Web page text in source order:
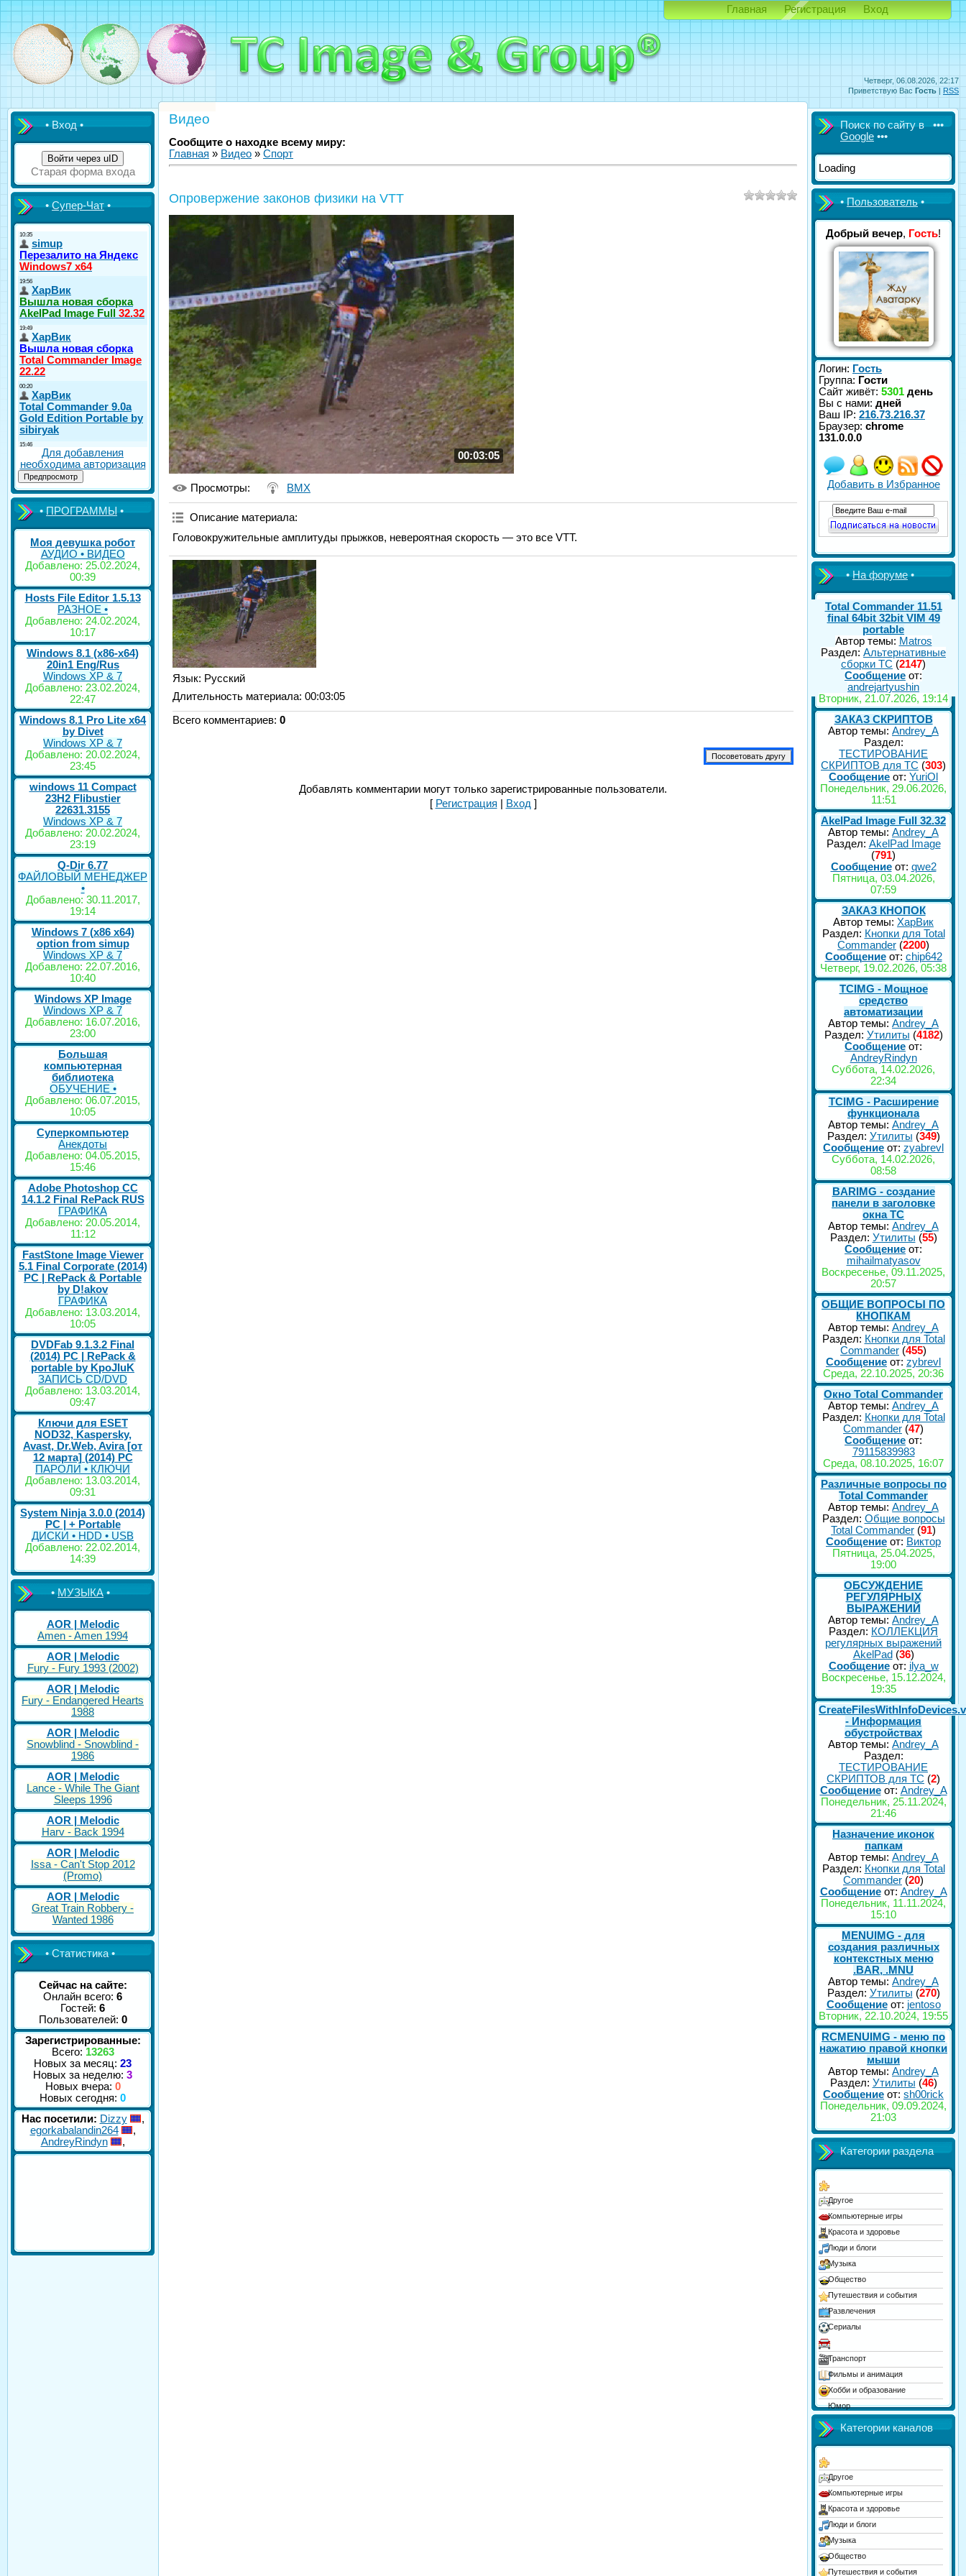
Четверг, 06.08.2026, 22:17
Приветствую Вас Гость | RSS
Главная Регистрация Вход
• Вход •
Войти через uID
Старая форма входа
•Супер-Чат•
Для добавления
необходима авторизация
•ПРОГРАММЫ•
Моя девушка робот
АУДИО • ВИДЕО
Добавлено: 25.02.2024,
00:39
Hosts File Editor 1.5.13
РАЗНОЕ •
Добавлено: 24.02.2024,
10:17
Windows 8.1 (x86-x64)
20in1 Eng/Rus
Windows XP & 7
Добавлено: 23.02.2024,
22:47
Windows 8.1 Pro Lite x64
by Divet
Windows XP & 7
Добавлено: 20.02.2024,
23:45
windows 11 Compact
23H2 Flibustier
22631.3155
Windows XP & 7
Добавлено: 20.02.2024,
23:19
Q-Dir 6.77
ФАЙЛОВЫЙ МЕНЕДЖЕР
•
Добавлено: 30.11.2017,
19:14
Windows 7 (x86 x64)
option from simup
Windows XP & 7
Добавлено: 22.07.2016,
10:40
Windows XP Image
Windows XP & 7
Добавлено: 16.07.2016,
23:00
Большая
компьютерная
библиотека
ОБУЧЕНИЕ •
Добавлено: 06.07.2015,
10:05
Суперкомпьютер
Анекдоты
Добавлено: 04.05.2015,
15:46
Adobe Photoshop CC
14.1.2 Final RePack RUS
ГРАФИКА
Добавлено: 20.05.2014,
11:12
FastStone Image Viewer
5.1 Final Corporate (2014)
РС | RePack & Portable
by D!akov
ГРАФИКА
Добавлено: 13.03.2014,
10:05
DVDFab 9.1.3.2 Final
(2014) PC | RePack &
portable by KpoJIuK
ЗАПИСЬ CD/DVD
Добавлено: 13.03.2014,
09:47
Ключи для ESET
NOD32, Kaspersky,
Avast, Dr.Web, Avira [от
12 марта] (2014) PC
ПАРОЛИ • КЛЮЧИ
Добавлено: 13.03.2014,
09:31
System Ninja 3.0.0 (2014)
РС | + Portable
ДИСКИ • HDD • USB
Добавлено: 22.02.2014,
14:39
•МУЗЫКА•
AOR | Melodic
Amen - Amen 1994
AOR | Melodic
Fury - Fury 1993 (2002)
AOR | Melodic
Fury - Endangered Hearts
1988
AOR | Melodic
Snowblind - Snowblind -
1986
AOR | Melodic
Lance - While The Giant
Sleeps 1996
AOR | Melodic
Harv - Back 1994
AOR | Melodic
Issa - Can't Stop 2012
(Promo)
AOR | Melodic
Great Train Robbery -
Wanted 1986
• Статистика •
Сейчас на сайте:
Онлайн всего: 6
Гостей: 6
Пользователей: 0
Зарегистрированные:
Всего: 13263
Новых за месяц: 23
Новых за неделю: 3
Новых вчера: 0
Новых сегодня: 0
Нас посетили: Dizzy
,
egorkabalandin264
,
AndreyRindyn
,
Видео
Сообщите о находке всему миру:
Главная » Видео » Спорт
Опровержение законов физики на VTT
00:03:05
Просмотры: BMX
Описание материала:
Головокружительные амплитуды прыжков, невероятная скорость — это все VTT.
Язык: Русский
Длительность материала: 00:03:05
Всего комментариев: 0
Добавлять комментарии могут только зарегистрированные пользователи.
[ Регистрация Вход]
Поиск по сайту в •••
Google •••
Loading
•Пользователь•
Добрый вечер, Гость!
Логин: Гость
Группа: Гости
Сайт живёт: 5301 день
Вы с нами: дней
Ваш IP: 216.73.216.37
Браузер: chrome
131.0.0.0
Добавить в Избранное
•На форуме•
Total Commander 11.51
final 64bit 32bit VIM 49
portable
Автор темы: Matros
Раздел: Альтернативные
сборки ТС (2147)
Сообщение от:
andrejartyushin
Вторник, 21.07.2026, 19:14
ЗАКАЗ СКРИПТОВ
Автор темы: Andrey_A
Раздел:
ТЕСТИРОВАНИЕ
СКРИПТОВ для TC (303)
Сообщение от: YuriOl
Понедельник, 29.06.2026,
11:51
AkelPad Image Full 32.32
Автор темы: Andrey_A
Раздел: AkelPad Image
(791)
Сообщениеот: qwe2
Пятница, 03.04.2026,
07:59
ЗАКАЗ КНОПОК
Автор темы: ХарВик
Раздел: Кнопки для Total
Commander (2200)
Сообщениеот: chip642
Четверг, 19.02.2026, 05:38
TCIMG - Мощное
средство
автоматизации
Автор темы: Andrey_A
Раздел: Утилиты (4182)
Сообщение от:
AndreyRindyn
Суббота, 14.02.2026,
22:34
TCIMG - Расширение
функционала
Автор темы: Andrey_A
Раздел: Утилиты (349)
Сообщение от: zyabrevl
Суббота, 14.02.2026,
08:58
BARIMG - создание
панели в заголовке
окна TC
Автор темы: Andrey_A
Раздел: Утилиты (55)
Сообщение от:
mihailmatyasov
Воскресенье, 09.11.2025,
20:57
ОБЩИЕ ВОПРОСЫ ПО
КНОПКАМ
Автор темы: Andrey_A
Раздел: Кнопки для Total
Commander (455)
Сообщение от: zybrevl
Среда, 22.10.2025, 20:36
Окно Total Commander
Автор темы: Andrey_A
Раздел: Кнопки для Total
Commander (47)
Сообщение от:
79115839983
Среда, 08.10.2025, 16:07
Различные вопросы по
Total Commander
Автор темы: Andrey_A
Раздел: Общие вопросы
Total Commander (91)
Сообщение от: Виктор
Пятница, 25.04.2025,
19:00
ОБСУЖДЕНИЕ
РЕГУЛЯРНЫХ
ВЫРАЖЕНИЙ
Автор темы: Andrey_A
Раздел: КОЛЛЕКЦИЯ
регулярных выражений
AkelPad (36)
Сообщениеот: ilya_w
Воскресенье, 15.12.2024,
19:35
- Информация
обустройствах
Автор темы: Andrey_A
Раздел:
ТЕСТИРОВАНИЕ
СКРИПТОВ для TC (2)
Сообщениеот: Andrey_A
Понедельник, 25.11.2024,
21:46
Назначение иконок
папкам
Автор темы: Andrey_A
Раздел: Кнопки для Total
Commander (20)
Сообщениеот: Andrey_A
Понедельник, 11.11.2024,
15:10
MENUIMG - для
создания различных
контекстных меню
.BAR, .MNU
Автор темы: Andrey_A
Раздел: Утилиты (270)
Сообщениеот: jentoso
Вторник, 22.10.2024, 19:55
RCMENUIMG - меню по
нажатию правой кнопки
мыши
Автор темы: Andrey_A
Раздел: Утилиты (46)
Сообщение от: sh00rick
Понедельник, 09.09.2024,
21:03
Категории раздела
Другое
Компьютерные игры
Красота и здоровье
Люди и блоги
Музыка
Общество
Путешествия и события
Развлечения
Сериалы
Спорт
Транспорт
Фильмы и анимация
Хобби и образование
Юмор
Категории каналов
Другое
Компьютерные игры
Красота и здоровье
Люди и блоги
Музыка
Общество
Путешествия и события